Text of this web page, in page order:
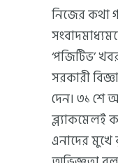
নিজের কথা
‘পজিটিভ’
সরকারী
দেন। ৩১ শে
ব্ল্যাকমেলই
এনাদের